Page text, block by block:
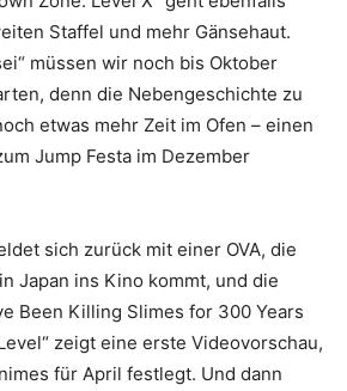
Staffel und mehr Gänsehaut.
müssen wir noch bis Oktober
denn die Nebengeschichte zu
etwas mehr Zeit im Ofen – einen
Jump Festa im Dezember
sich zurück mit einer OVA, die
Japan ins Kino kommt, und die
Been Killing Slimes for 300 Years
zeigt eine erste Videovorschau,
für April festlegt. Und dann